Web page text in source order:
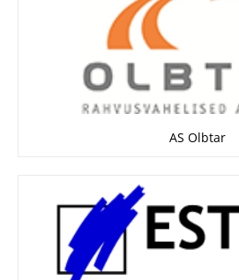
AS Olbtar